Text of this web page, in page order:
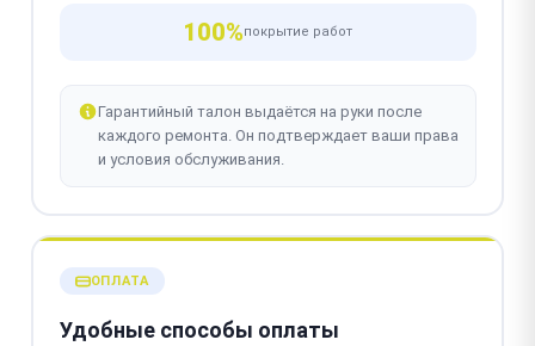
100%покрытие работ
Гарантийный талон выдаётся на руки после
каждого ремонта. Он подтверждает ваши права
и условия обслуживания.
ОПЛАТА
Удобные способы оплаты